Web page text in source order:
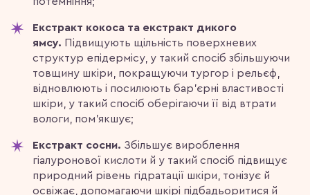
Екстракт кокоса та екстракт дикого
ямсу. Підвищують щільність поверхневих
структур епідермісу, у такий спосіб збільшуючи
товщину шкіри, покращуючи тургор і рельєф,
відновлюють і посилюють бар’єрні властивості
шкіри, у такий спосіб оберігаючи її від втрати
вологи, пом’якшує;
Екстракт сосни. Збільшує вироблення
гіалуронової кислоти й у такий спосіб підвищує
природний рівень гідратації шкіри, тонізує й
освіжає, допомагаючи шкірі підбадьоритися й